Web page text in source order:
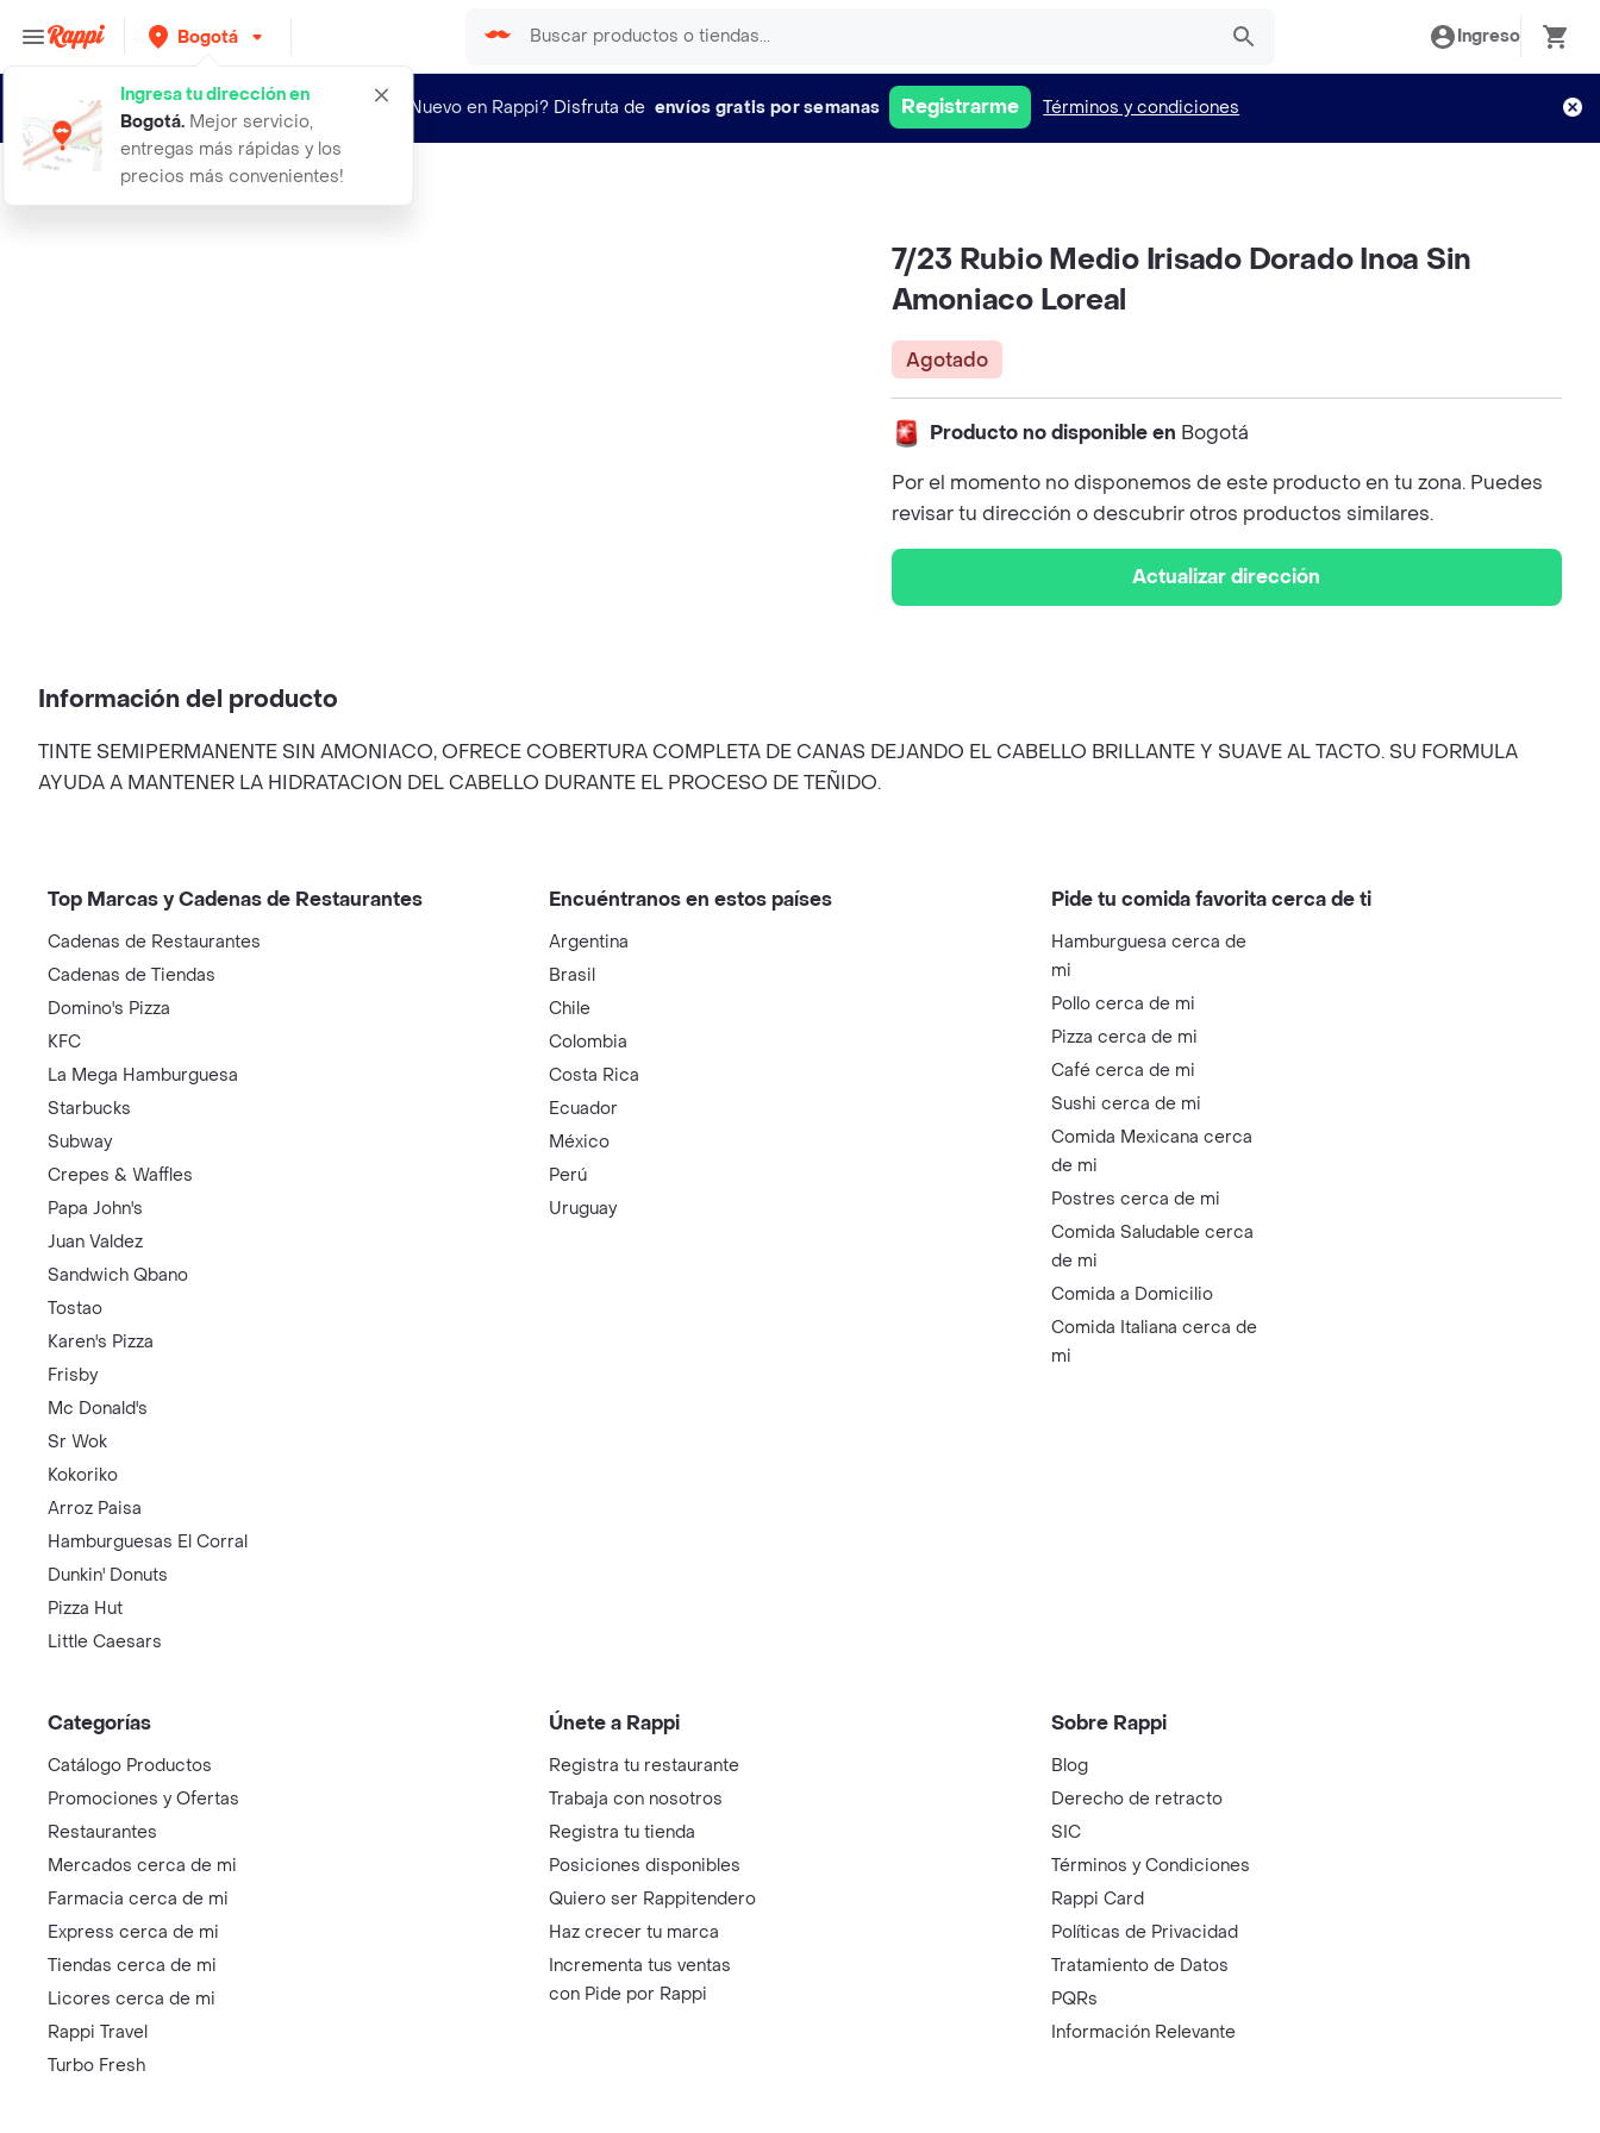
Bogotá
Ingresa tu dirección en
Bogotá. Mejor servicio,
entregas más rápidas y los
precios más convenientes!
Ingreso
¿Nuevo en Rappi? Disfruta de envíos gratis por semanas Registrarme Términos y condiciones
723 rubio medio irisado dorado inoa
7/23 Rubio Medio Irisado Dorado Inoa Sin
Amoniaco Loreal
Agotado
Producto no disponible en Bogotá
Por el momento no disponemos de este producto en tu zona. Puedes
revisar tu dirección o descubrir otros productos similares.
Actualizar dirección
Información del producto
TINTE SEMIPERMANENTE SIN AMONIACO, OFRECE COBERTURA COMPLETA DE CANAS DEJANDO EL CABELLO BRILLANTE Y SUAVE AL TACTO. SU FORMULA
AYUDA A MANTENER LA HIDRATACION DEL CABELLO DURANTE EL PROCESO DE TEÑIDO.
Top Marcas y Cadenas de Restaurantes
Cadenas de Restaurantes
Cadenas de Tiendas
Domino's Pizza
KFC
La Mega Hamburguesa
Starbucks
Subway
Crepes & Waffles
Papa John's
Juan Valdez
Sandwich Qbano
Tostao
Karen's Pizza
Frisby
Mc Donald's
Sr Wok
Kokoriko
Arroz Paisa
Hamburguesas El Corral
Dunkin' Donuts
Pizza Hut
Little Caesars
Encuéntranos en estos países
Argentina
Brasil
Chile
Colombia
Costa Rica
Ecuador
México
Perú
Uruguay
Pide tu comida favorita cerca de ti
Hamburguesa cerca de
mi
Pollo cerca de mi
Pizza cerca de mi
Café cerca de mi
Sushi cerca de mi
Comida Mexicana cerca
de mi
Postres cerca de mi
Comida Saludable cerca
de mi
Comida a Domicilio
Comida Italiana cerca de
mi
Categorías
Catálogo Productos
Promociones y Ofertas
Restaurantes
Mercados cerca de mi
Farmacia cerca de mi
Express cerca de mi
Tiendas cerca de mi
Licores cerca de mi
Rappi Travel
Turbo Fresh
Únete a Rappi
Registra tu restaurante
Trabaja con nosotros
Registra tu tienda
Posiciones disponibles
Quiero ser Rappitendero
Haz crecer tu marca
Incrementa tus ventas
con Pide por Rappi
Sobre Rappi
Blog
Derecho de retracto
SIC
Términos y Condiciones
Rappi Card
Políticas de Privacidad
Tratamiento de Datos
PQRs
Información Relevante